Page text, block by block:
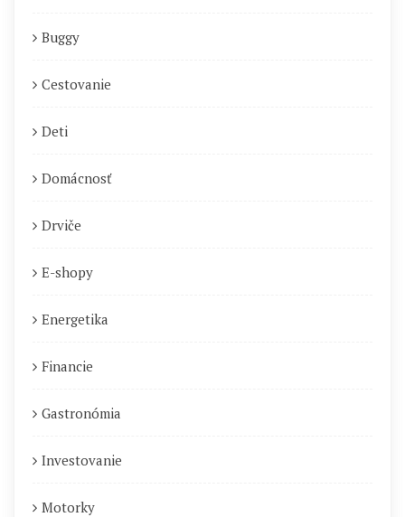
Buggy
Cestovanie
Deti
Domácnosť
Drviče
E-shopy
Energetika
Financie
Gastronómia
Investovanie
Motorky